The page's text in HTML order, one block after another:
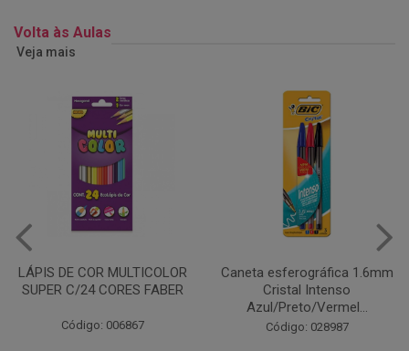
Volta às Aulas
Veja mais
Caneta esferográfica 1.6mm
Cristal Intenso
Código: 028987
COLA EM BASTÃO 40G - LEO
& LEO
Código: 028164